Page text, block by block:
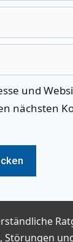
und
nächsten
Störungen